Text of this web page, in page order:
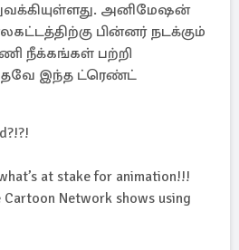
அனிமேஷன்
பின்னர் நடக்கும்
நீக்கங்கள் பற்றி
இந்த ட்ரெண்ட்
at stake for animation!!!
Network shows using